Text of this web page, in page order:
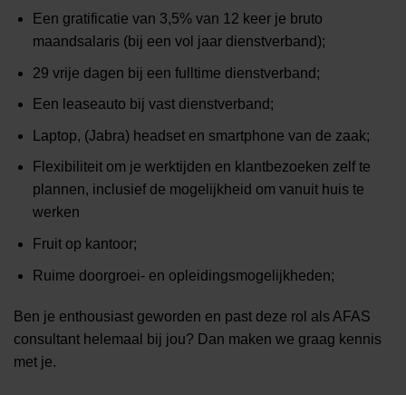
Een gratificatie van 3,5% van 12 keer je bruto
maandsalaris (bij een vol jaar dienstverband);
29 vrije dagen bij een fulltime dienstverband;
Een leaseauto bij vast dienstverband;
Laptop, (Jabra) headset en smartphone van de zaak;
Flexibiliteit om je werktijden en klantbezoeken zelf te
plannen, inclusief de mogelijkheid om vanuit huis te
werken
Fruit op kantoor;
Ruime doorgroei- en opleidingsmogelijkheden;
Ben je enthousiast geworden en past deze rol als AFAS
consultant helemaal bij jou? Dan maken we graag kennis
met je.